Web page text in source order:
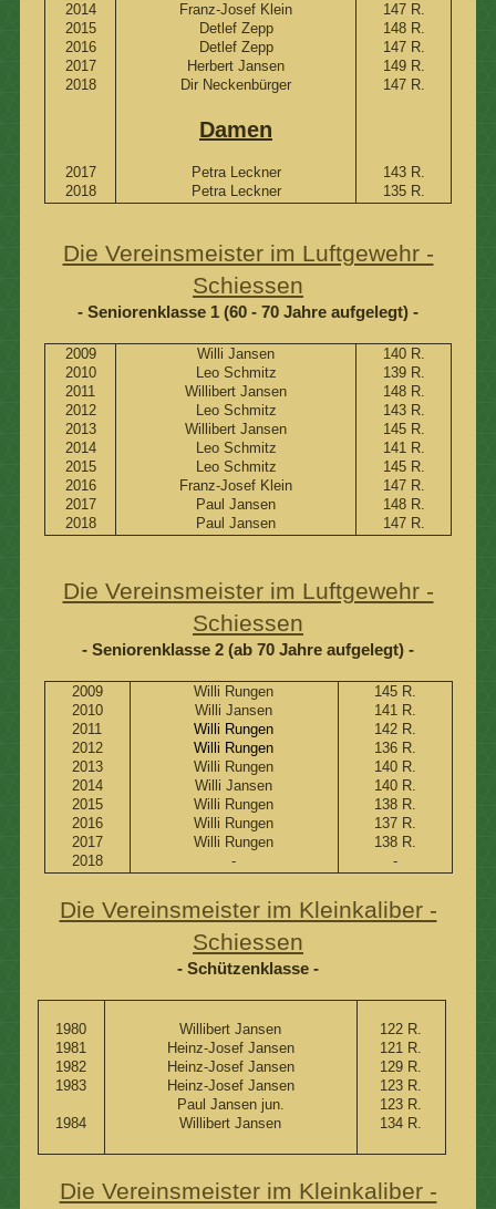
2014
2015
2016
2017
2018
2017
2018
Franz-Josef Klein
Detlef Zepp
Detlef Zepp
Herbert Jansen
Dir Neckenbürger
Damen
Petra Leckner
Petra Leckner
147 R.
148 R.
147 R.
149 R.
147 R.
143 R.
135 R.
Die Vereinsmeister im Luftgewehr -
Schiessen
- Seniorenklasse 1 (60 - 70 Jahre aufgelegt) -
2009
2010
2011
2012
2013
2014
2015
2016
2017
2018
Willi Jansen
Leo Schmitz
Willibert Jansen
Leo Schmitz
Willibert Jansen
Leo Schmitz
Leo Schmitz
Franz-Josef Klein
Paul Jansen
Paul Jansen
140 R.
139 R.
148 R.
143 R.
145 R.
141 R.
145 R.
147 R.
148 R.
147 R.
Die Vereinsmeister im Luftgewehr -
Schiessen
- Seniorenklasse 2 (ab 70 Jahre aufgelegt) -
2009
2010
2011
2012
2013
2014
2015
2016
2017
2018
Willi Rungen
Willi Jansen
Willi Rungen
Willi Rungen
Willi Rungen
Willi Jansen
Willi Rungen
Willi Rungen
Willi Rungen
-
145 R.
141 R.
142 R.
136 R.
140 R.
140 R.
138 R.
137 R.
138 R.
-
Die Vereinsmeister im Kleinkaliber -
Schiessen
- Schützenklasse -
1980
1981
1982
1983
1984
Willibert Jansen
Heinz-Josef Jansen
Heinz-Josef Jansen
Heinz-Josef Jansen
Paul Jansen jun.
Willibert Jansen
122 R.
121 R.
129 R.
123 R.
123 R.
134 R.
Die Vereinsmeister im Kleinkaliber -